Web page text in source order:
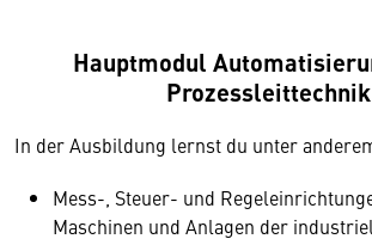
Hauptmodul
Prozessleittechnik
In der Ausbildung lernst du unter
Mess-, Steuer- und
Maschinen und Anlagen der